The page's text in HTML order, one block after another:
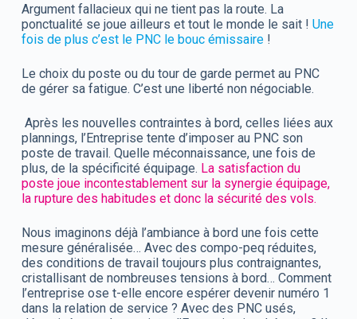
Argument fallacieux qui ne tient pas la route. La
ponctualité se joue ailleurs et tout le monde le sait ! Une
fois de plus c’est le PNC le bouc émissaire !
Le choix du poste ou du tour de garde permet au PNC
de gérer sa fatigue. C’est une liberté non négociable.
Après les nouvelles contraintes à bord, celles liées aux
plannings, l’Entreprise tente d’imposer au PNC son
poste de travail. Quelle méconnaissance, une fois de
plus, de la spécificité équipage. La satisfaction du
poste joue incontestablement sur la synergie équipage,
la rupture des habitudes et donc la sécurité des vols.
Nous imaginons déjà l’ambiance à bord une fois cette
mesure généralisée… Avec des compo-peq réduites,
des conditions de travail toujours plus contraignantes,
cristallisant de nombreuses tensions à bord… Comment
l’entreprise ose t-elle encore espérer devenir numéro 1
dans la relation de service ? Avec des PNC usés,